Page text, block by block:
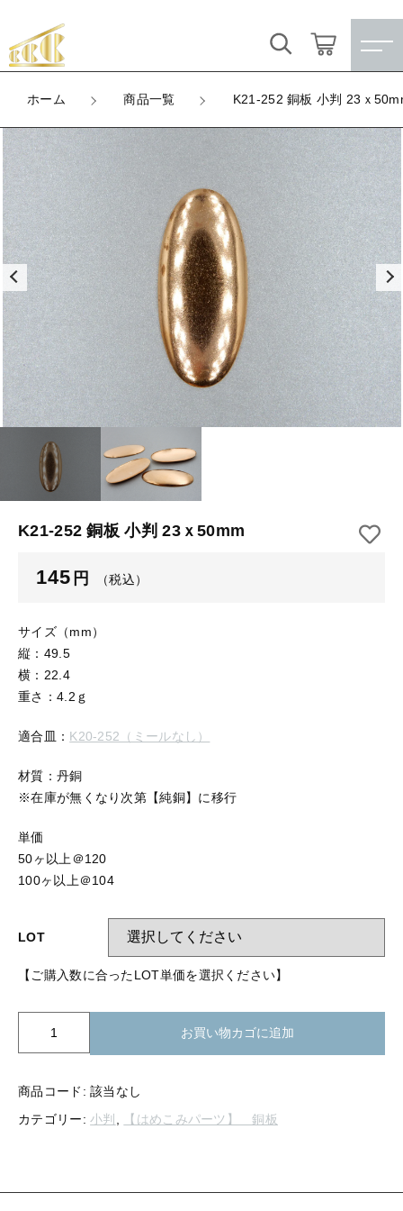
ホーム 商品一覧 K21-252 銅板 小判 23ｘ
K21-252 銅板 小判 23ｘ50mm
145 円 （税込）
サイズ（mm）
縦：49.5
横：22.4
重さ：4.2ｇ
適合皿： K20-252（ミールなし）
材質：丹銅
※在庫が無くなり次第【純銅】に移行
単価
50ヶ以上＠120
100ヶ以上＠104
LOT
【ご購入数に合ったLOT単価を選択ください】
板
判
お買い物カゴに追加
商品コード:該当なし
カテゴリー:小判 , 【はめこみパーツ】 銅板
カートに商品を追加しました
LOT
（税込）
ショッピングを続ける
カートを確認する
お気に入り
すべての商品
★訳ありアウトレット★
【メッキ付】 製品
【メッキ付】 ブローチ台
【はめこみパーツ】 銅板
【はめこみパーツ】 アルミ板
【はめこみパーツ】 アミ
【表金具】 皿・ミール皿
【表金具】 浅皿
【表金具】 透かしパーツ
【表金具】 平板
【表金具】 プレート
【留め金具】 ブローチピン
【留め金具】 丸カン・小判カン
【留め金具】 イヤリング
【留め金具】 クリップ・差込
【留め金具】 マスク用クリップ
【留め金具】 ネクタイピン
【留め金具】 タイタック
【留め金具】 ループタイ金具
すべて
★訳ありアウトレット★
【メッキ付】 製品
【メッキ付】 ブローチ台
【はめこみパーツ】 銅板
【はめこみパーツ】 アルミ板
【はめこみパーツ】 アミ
【表金具】 皿・ミール皿
【表金具】 浅皿
【表金具】 押皿・挽物
【留め金具】 指輪
【留め金具】 イヤリング
【留め金具】 ネクタイピン
親カテゴリ
子カテゴリ
価格帯
～
その他
在庫あり セール